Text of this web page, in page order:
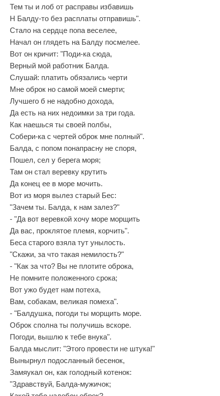
Тем ты и лоб от расправы избавишь
Н Балду-то без расплаты отправишь".
Стало на сердце попа веселее,
Начал он глядеть на Балду посмелее.
Вот он кричит: "Поди-ка сюда,
Верный мой работник Балда.
Слушай: платить обязались черти
Мне оброк но самой моей смерти;
Лучшего б не надобно дохода,
Да есть на них недоимки за три года.
Как наешься ты своей полбы,
Собери-ка с чертей оброк мне полный".
Балда, с попом понапрасну не споря,
Пошел, сел у берега моря;
Там он стал веревку крутить
Да конец ее в море мочить.
Вот из моря вылез старый Бес:
"Зачем ты. Балда, к нам залез?"
- "Да вот веревкой хочу море морщить
Да вас, проклятое племя, корчить".
Беса старого взяла тут унылость.
"Скажи, за что такая немилость?"
- "Как за что? Вы не плотите оброка,
Не помните положенного срока;
Вот ужо будет нам потеха,
Вам, собакам, великая помеха".
- "Балдушка, погоди ты морщить море.
Оброк сполна ты получишь вскоре.
Погоди, вышлю к тебе внука".
Балда мыслит: "Этого провести не штука!"
Вынырнул подосланный бесенок,
Замяукал он, как голодный котенок:
"Здравствуй, Балда-мужичок;